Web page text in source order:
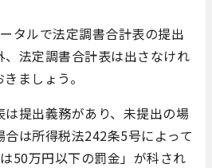
タルで法定調書合計表の提出
法定調書合計表は出さなけれ
ましょう。
提出義務があり、未提出の場
は所得税法242条5号によって
50万円以下の罰金」が科され